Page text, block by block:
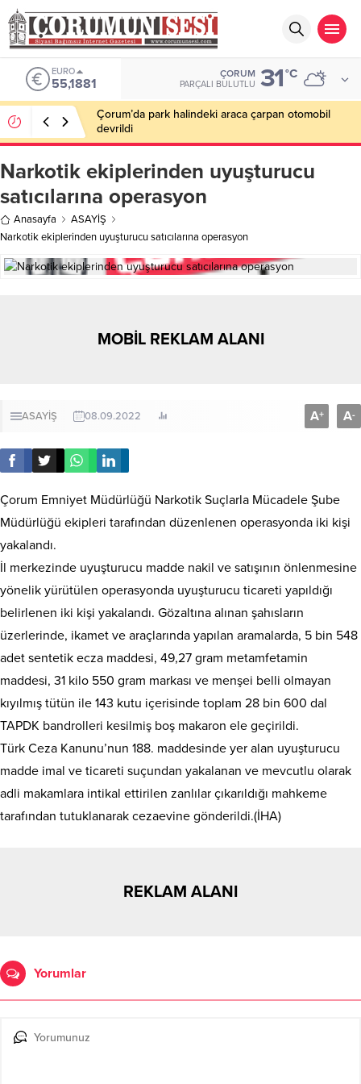
EURO
55,1881
ÇORUM
PARÇALI BULUTLU 31°C
Çorum’da park halindeki araca çarpan otomobil
devrildi
Narkotik ekiplerinden uyuşturucu
satıcılarına operasyon
Anasayfa
ASAYİŞ
Narkotik ekiplerinden uyuşturucu satıcılarına operasyon
MOBİL REKLAM ALANI
ASAYİŞ 08.09.2022 A+ A-
Çorum Emniyet Müdürlüğü Narkotik Suçlarla Mücadele Şube
Müdürlüğü ekipleri tarafından düzenlenen operasyonda iki kişi
yakalandı.
İl merkezinde uyuşturucu madde nakil ve satışının önlenmesine
yönelik yürütülen operasyonda uyuşturucu ticareti yapıldığı
belirlenen iki kişi yakalandı. Gözaltına alınan şahısların
üzerlerinde, ikamet ve araçlarında yapılan aramalarda, 5 bin 548
adet sentetik ecza maddesi, 49,27 gram metamfetamin
maddesi, 31 kilo 550 gram markası ve menşei belli olmayan
kıyılmış tütün ile 143 kutu içerisinde toplam 28 bin 600 dal
TAPDK bandrolleri kesilmiş boş makaron ele geçirildi.
Türk Ceza Kanunu’nun 188. maddesinde yer alan uyuşturucu
madde imal ve ticareti suçundan yakalanan ve mevcutlu olarak
adli makamlara intikal ettirilen zanlılar çıkarıldığı mahkeme
tarafından tutuklanarak cezaevine gönderildi.(İHA)
REKLAM ALANI
Yorumlar